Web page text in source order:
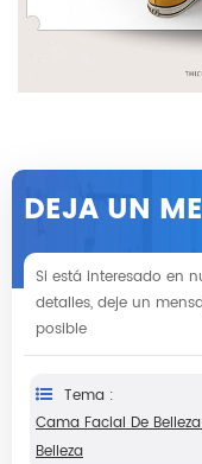
DEJA UN
Si está interesado en
detalles, deje un
posible
Tema :
Cama Facial De
Belleza